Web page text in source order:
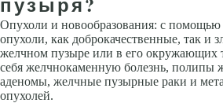
Опухоли и новообразования: с
опухоли, как доброкачественные, так и
желчном пузыре или в его окружающих
себя желчнокаменную болезнь, полипы
аденомы, желчные пузырные раки и
опухолей.